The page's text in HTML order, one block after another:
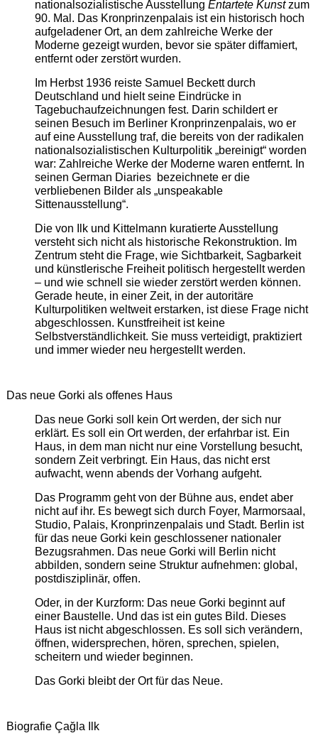
nationalsozialistische Ausstellung Entartete Kunstzum
90. Mal. Das Kronprinzenpalais ist ein historisch hoch
aufgeladener Ort, an dem zahlreiche Werke der
Moderne gezeigt wurden, bevor sie später diffamiert,
entfernt oder zerstört wurden.
Im Herbst 1936 reiste Samuel Beckett durch
Deutschland und hielt seine Eindrücke in
Tagebuchaufzeichnungen fest. Darin schildert er
seinen Besuch im Berliner Kronprinzenpalais, wo er
auf eine Ausstellung traf, die bereits von der radikalen
nationalsozialistischen Kulturpolitik „bereinigt“ worden
war: Zahlreiche Werke der Moderne waren entfernt. In
seinen German Diaries bezeichnete er die
verbliebenen Bilder als „unspeakable
Sittenausstellung“.
Die von Ilk und Kittelmann kuratierte Ausstellung
versteht sich nicht als historische Rekonstruktion. Im
Zentrum steht die Frage, wie Sichtbarkeit, Sagbarkeit
und künstlerische Freiheit politisch hergestellt werden
– und wie schnell sie wieder zerstört werden können.
Gerade heute, in einer Zeit, in der autoritäre
Kulturpolitiken weltweit erstarken, ist diese Frage nicht
abgeschlossen. Kunstfreiheit ist keine
Selbstverständlichkeit. Sie muss verteidigt, praktiziert
und immer wieder neu hergestellt werden.
Das neue Gorki als offenes Haus
Das neue Gorki soll kein Ort werden, der sich nur
erklärt. Es soll ein Ort werden, der erfahrbar ist. Ein
Haus, in dem man nicht nur eine Vorstellung besucht,
sondern Zeit verbringt. Ein Haus, das nicht erst
aufwacht, wenn abends der Vorhang aufgeht.
Das Programm geht von der Bühne aus, endet aber
nicht auf ihr. Es bewegt sich durch Foyer, Marmorsaal,
Studio, Palais, Kronprinzenpalais und Stadt. Berlin ist
für das neue Gorki kein geschlossener nationaler
Bezugsrahmen. Das neue Gorki will Berlin nicht
abbilden, sondern seine Struktur aufnehmen: global,
postdisziplinär, offen.
Oder, in der Kurzform: Das neue Gorki beginnt auf
einer Baustelle. Und das ist ein gutes Bild. Dieses
Haus ist nicht abgeschlossen. Es soll sich verändern,
öffnen, widersprechen, hören, sprechen, spielen,
scheitern und wieder beginnen.
Das Gorki bleibt der Ort für das Neue.
Biografie Çağla Ilk